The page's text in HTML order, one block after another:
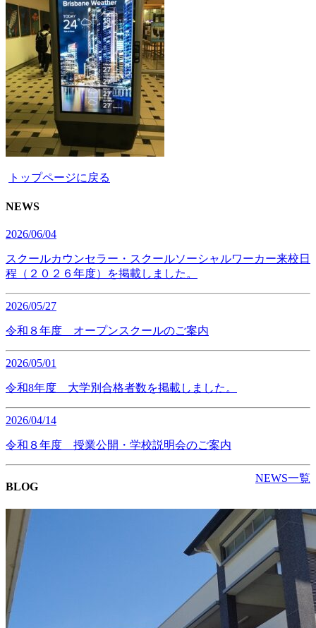
トップページに戻る
NEWS
2026/06/04
スクールカウンセラー・スクールソーシャルワーカー来校日
程（２０２６年度）を掲載しました。
2026/05/27
令和８年度 オープンスクールのご案内
2026/05/01
令和8年度 大学別合格者数を掲載しました。
2026/04/14
令和８年度 授業公開・学校説明会のご案内
NEWS一覧
BLOG